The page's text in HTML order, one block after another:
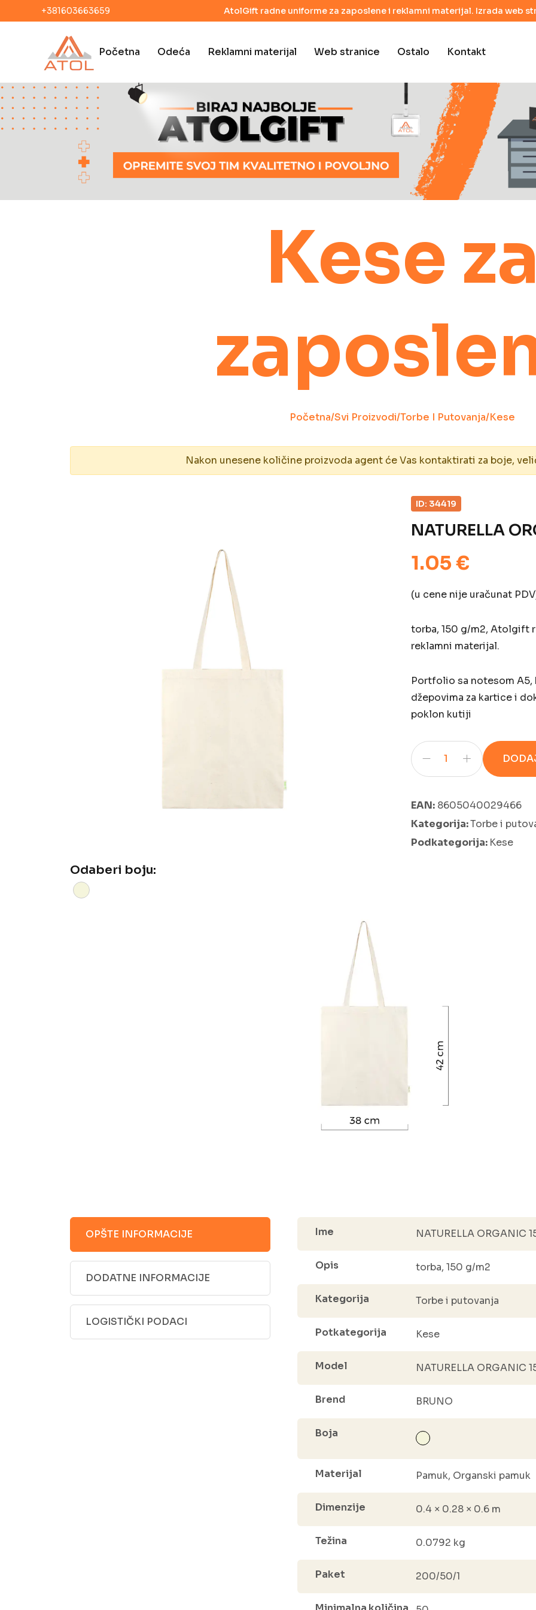
+381603663659 AtolGift radne uniforme za zaposlene i reklamni materijal. Izrada web
Početna Odeća Reklamni materijal Web stranice Ostalo Kontakt
Kese
Početna/Svi Proizvodi/Torbe I Putovanja/Kese
Nakon unesene količine proizvoda agent će Vas kontaktirati za boje,
ID: 34419
NATURELLA
1.05 €
(u cene nije uračunat
torba, 150 g/m2, Atolgift
reklamni materijal.
Portfolio sa notesom
džepovima za kartice i
poklon kutiji
EAN: 8605040029466
Kategorija:Torbe i
Podkategorija: Kese
Odaberi boju:
OPŠTE INFORMACIJE
DODATNE INFORMACIJE
LOGISTIČKI PODACI
Ime NATURELLA ORGANIC
Opis torba, 150 g/m2
Kategorija Torbe i putovanja
Potkategorija Kese
Model NATURELLA ORGANIC
Brend BRUNO
Boja
Materijal Pamuk, Organski pamuk
Dimenzije 0.4 × 0.28 × 0.6 m
Težina 0.0792 kg
Paket 200/50/1